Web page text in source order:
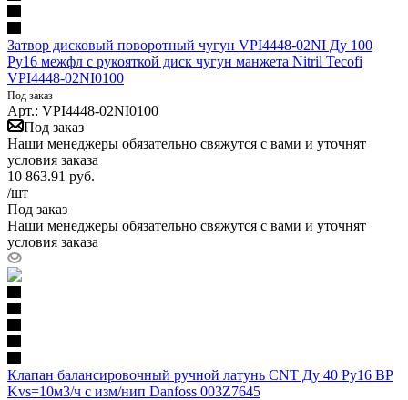
Затвор дисковый поворотный чугун VPI4448-02NI Ду 100
Ру16 межфл с рукояткой диск чугун манжета Nitril Tecofi
VPI4448-02NI0100
Под заказ
Арт.: VPI4448-02NI0100
Под заказ
Наши менеджеры обязательно свяжутся с вами и уточнят
условия заказа
10 863.91 руб.
/шт
Под заказ
Наши менеджеры обязательно свяжутся с вами и уточнят
условия заказа
Клапан балансировочный ручной латунь CNT Ду 40 Ру16 ВР
Kvs=10м3/ч с изм/нип Danfoss 003Z7645